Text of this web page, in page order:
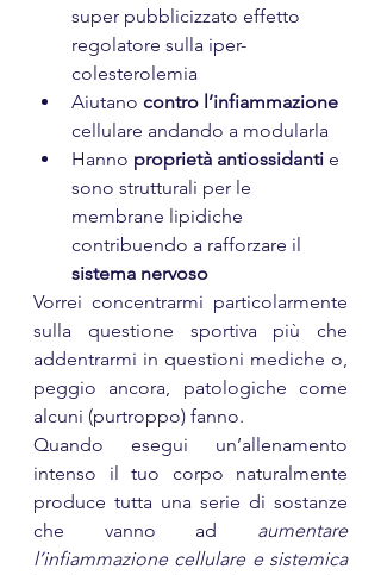
super pubblicizzato effetto
regolatore sulla iper-
colesterolemia
Aiutano contro l’infiammazione
cellulare andando a modularla
Hanno proprietà antiossidanti e
sono strutturali per le
membrane lipidiche
contribuendo a rafforzare il
sistema nervoso
Vorrei concentrarmi particolarmente
sulla questione sportiva più che
addentrarmi in questioni mediche o,
peggio ancora, patologiche come
alcuni (purtroppo) fanno.
Quando esegui un’allenamento
intenso il tuo corpo naturalmente
produce tutta una serie di sostanze
che vanno ad aumentare
l’infiammazione cellulare e sistemica